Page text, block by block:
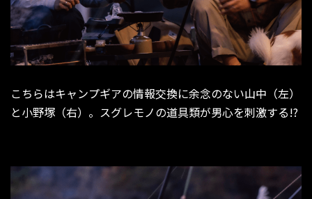
こちらはキャンプギアの情報交換に余念のない山中（左）
と小野塚（右）。スグレモノの道具類が男心を刺激する!?